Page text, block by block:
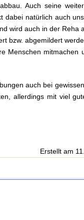
Auch seine
dabei natürlich auch
wird auch in der Reha
bzw. abgemildert
Menschen mitmachen
auch bei
allerdings mit viel
Erstellt am